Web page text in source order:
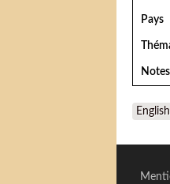
Pays
Notes
English